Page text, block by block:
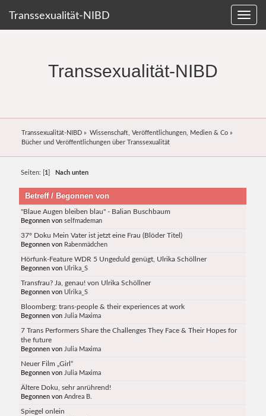
Transsexualität-NIBD
Transsexualität-NIBD
Transsexualität-NIBD» Wissenschaft, Veröffentlichungen, Medien & Co »
Bücher und Veröffentlichungen über Transsexualität
Seiten: [ 1 Nach unten
Betreff/ Begonnen von
"Blaue Augen bleiben blau" - Balian Buschbaum
Begonnen vonselfmademan
37° Doku Mein Vater ist jetzt eine Frau (Blöder Titel)
Begonnen von Rabenmädchen
Hörfunk-Feature WDR 5 Ungeduld genügt, Ulrika Schöllner
Begonnen von Ulrika_S
Transfrau? Ja, genau! von Ulrika Schöllner
Begonnen von Ulrika_S
Bloomberg: trans-people & their experiences at work
Begonnen von Julia Maxima
7 Trans Performers Share the Challenges They Face & Their Hopes for
the future
Begonnen von Julia Maxima
Neuer Film „Girl“
Begonnen von Julia Maxima
Ältere Doku, sehr anrührend!
Begonnen vonAndrea B.
Spiegel onlein